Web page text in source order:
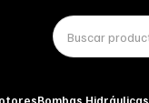
Bombas Hidráulicas